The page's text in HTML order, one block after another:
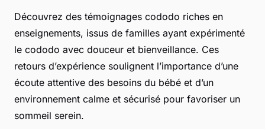
Découvrez des témoignages cododo riches en
enseignements, issus de familles ayant expérimenté
le cododo avec douceur et bienveillance. Ces
retours d’expérience soulignent l’importance d’une
écoute attentive des besoins du bébé et d’un
environnement calme et sécurisé pour favoriser un
sommeil serein.